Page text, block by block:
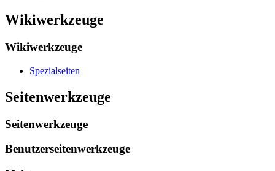
Wikiwerkzeuge
Wikiwerkzeuge
Spezialseiten
Seitenwerkzeuge
Seitenwerkzeuge
Benutzerseitenwerkzeuge